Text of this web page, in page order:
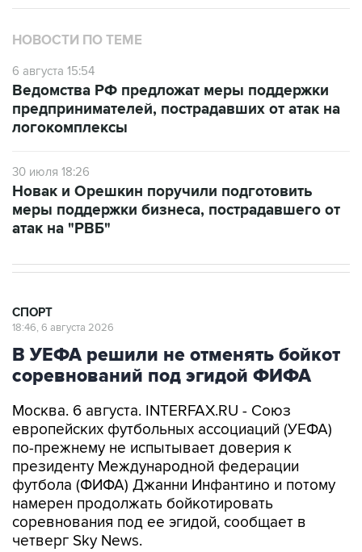
НОВОСТИ ПО ТЕМЕ
6 августа 15:54
Ведомства РФ предложат меры поддержки
предпринимателей, пострадавших от атак на
логокомплексы
30 июля 18:26
Новак и Орешкин поручили подготовить
меры поддержки бизнеса, пострадавшего от
атак на "РВБ"
СПОРТ
18:46, 6 августа 2026
В УЕФА решили не отменять бойкот
соревнований под эгидой ФИФА
Москва. 6 августа. INTERFAX.RU - Союз
европейских футбольных ассоциаций (УЕФА)
по-прежнему не испытывает доверия к
президенту Международной федерации
футбола (ФИФА) Джанни Инфантино и потому
намерен продолжать бойкотировать
соревнования под ее эгидой, сообщает в
четверг Sky News.